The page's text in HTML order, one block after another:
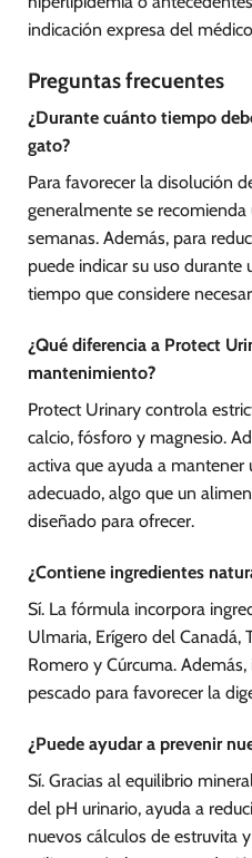
indicación expresa del
Preguntas frecuentes
¿Durante cuánto tiempo
gato?
Para favorecer la disolución
generalmente se recomienda
semanas. Además, para
puede indicar su uso
tiempo que considere
¿Qué diferencia a Protect
mantenimiento?
Protect Urinary controla
calcio, fósforo y magnesio.
activa que ayuda a
adecuado, algo que un
diseñado para ofrecer.
¿Contiene ingredientes
Sí. La fórmula incorpora
Ulmaria, Erígero del Canadá,
Romero y Cúrcuma.
pescado para favorecer la
¿Puede ayudar a prevenir
Sí. Gracias al equilibrio
del pH urinario, ayuda a
nuevos cálculos de estruvita